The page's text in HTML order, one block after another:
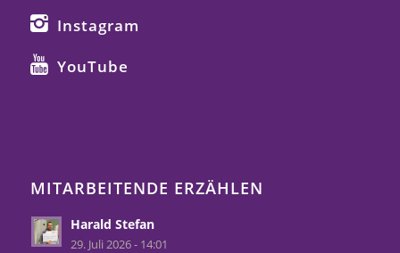
Instagram
YouTube
MITARBEITENDE ERZÄHLEN
Harald Stefan
29. Juli 2026 - 14:01